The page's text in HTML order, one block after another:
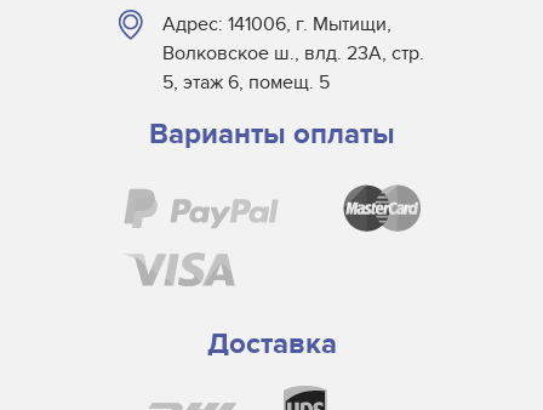
Адрес: 141006, г. Мытищи,
Волковское ш., влд. 23А, стр.
5, этаж 6, помещ. 5
Варианты оплаты
Доставка